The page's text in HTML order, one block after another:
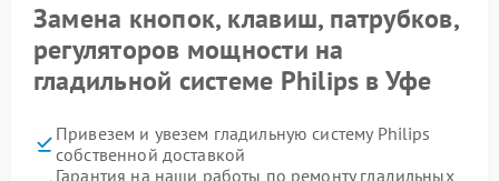
Замена кнопок, клавиш, патрубков,
регуляторов мощности на
гладильной системе Philips в Уфе
Привезем и увезем гладильную систему Philips
собственной доставкой
Гарантия на наши работы по ремонту гладильных